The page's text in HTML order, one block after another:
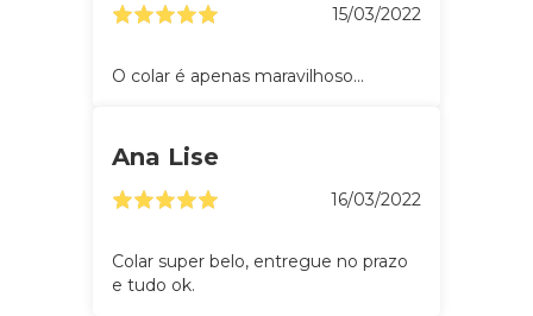
15/03/2022
O colar é apenas maravilhoso...
Ana Lise
16/03/2022
Colar super belo, entregue no prazo
e tudo ok.